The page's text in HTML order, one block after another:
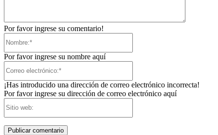
Por favor ingrese su comentario!
Por favor ingrese su nombre aquí
¡Has introducido una dirección de correo electrónico incorrecta!
Por favor ingrese su dirección de correo electrónico aquí